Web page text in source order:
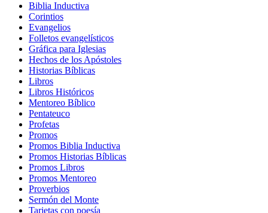
Biblia Inductiva
Corintios
Evangelios
Folletos evangelísticos
Gráfica para Iglesias
Hechos de los Apóstoles
Historias Bíblicas
Libros
Libros Históricos
Mentoreo Bíblico
Pentateuco
Profetas
Promos
Promos Biblia Inductiva
Promos Historias Bíblicas
Promos Libros
Promos Mentoreo
Proverbios
Sermón del Monte
Tarjetas con poesía